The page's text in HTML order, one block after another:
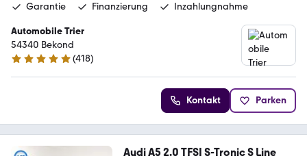
Garantie
Finanzierung Inzahlungnahme
Automobile Trier
54340 Bekond
4.9 Sterne
(418)
Kontakt Parken
Audi A5 2.0 TFSI S-Tronic S Line